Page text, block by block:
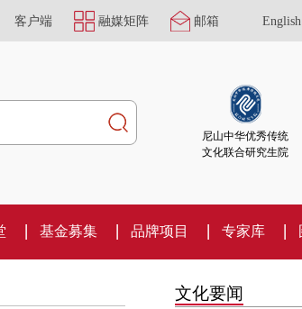
客户端 融媒矩阵 邮箱 English
尼山中华优秀传统
文化联合研究生院
基金募集 品牌项目 专家库
文化要闻